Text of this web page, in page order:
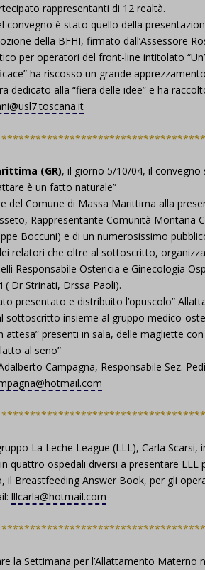
rappresentanti di 12 realtà.
convegno è stato quello della
della BFHI, firmato dall’Assessore
per operatori del front-line intitolato
ha riscosso un grande
dedicato alla “fiera delle idee” e ha
(GR), il giorno 5/10/04, il convegno
è un fatto naturale”
del Comune di Massa Marittima alla
Rappresentante Comunità Montana
Boccuni) e di un numerosissimo
relatori che oltre al sottoscritto,
Responsabile Ostericia e Ginecologia
( Dr Strinati, Drssa Paoli).
presentato e distribuito l’opuscolo”
sottoscritto insieme al gruppo medico-
attesa” presenti in sala, delle magliette
al seno”
Campagna, Responsabile Sez.
La Leche League (LLL), Carla
quattro ospedali diversi a presentare
il Breastfeeding Answer Book, per gli
lllcarla@hotmail.com
la Settimana per l’Allattamento